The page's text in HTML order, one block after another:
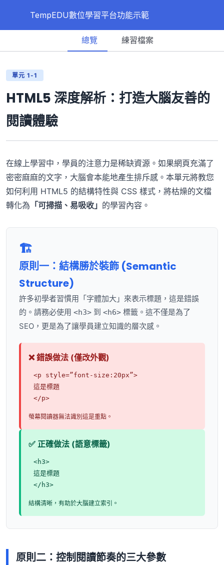
第一章、平台功能展示
單元一、利用HTML5製作閱讀的學習內容
單元二、H5P互動教材
單元六、線上直播課程
TempEDU數位學習平台功能示範
總覽 練習檔案
單元 1-1
HTML5 深度解析：打造大腦友善的
閱讀體驗
在線上學習中，學員的注意力是稀缺資源。如果網頁充滿了
密密麻麻的文字，大腦會本能地產生排斥感。本單元將教您
如何利用 HTML5 的結構特性與 CSS 樣式，將枯燥的文檔
轉化為 「可掃描、易吸收」 的學習內容。
🏗️
原則一：結構勝於裝飾 (Semantic
Structure)
許多初學者習慣用「字體加大」來表示標題，這是錯誤
的。請務必使用 <h3> 到 <h6> 標籤。這不僅是為了
SEO，更是為了讓學員建立知識的層次感。
❌ 錯誤做法 (僅改外觀)
<p style=”font-size:20px”>
這是標題
</p>
螢幕閱讀器無法識別這是重點。
✅ 正確做法 (語意標籤)
<h3>
這是標題
</h3>
結構清晰，有助於大腦建立索引。
原則二：控制閱讀節奏的三大參數